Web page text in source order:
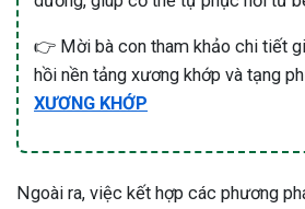
👉 Mời bà con tham khảo chi tiết
hồi nền tảng xương khớp và tạng
XƯƠNG KHỚP
Ngoài ra, việc kết hợp các phương